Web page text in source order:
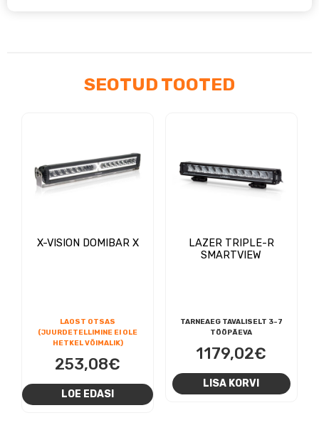
SEOTUD TOOTED
X-VISION DOMIBAR X
LAOST OTSAS
(JUURDETELLIMINE EI OLE
HETKEL VÕIMALIK)
253,08€
LOE EDASI
LAZER TRIPLE-R
SMARTVIEW
TARNEAEG TAVALISELT 3-7
TÖÖPÄEVA
1179,02€
LISA KORVI